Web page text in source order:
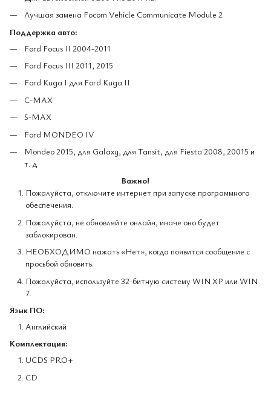
Лучшая замена Focom Vehicle Communicate Module 2
Поддержка авто:
Ford Focus II 2004-2011
Ford Focus III 2011, 2015
Ford Kuga I для Ford Kuga II
C-MAX
S-MAX
Ford MONDEO IV
Mondeo 2015, для Galaxy, для Tansit, для Fiesta 2008, 20015 и
т. д
Важно!
Пожалуйста, отключите интернет при запуске программного
обеспечения.
Пожалуйста, не обновляйте онлайн, иначе оно будет
заблокирован.
НЕОБХОДИМО нажать «Нет», когда появится сообщение с
просьбой обновить.
Пожалуйста, используйте 32-битную систему WIN XP или WIN
7.
Язык ПО:
Английский
Комплектация:
UCDS PRO+
CD